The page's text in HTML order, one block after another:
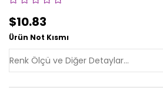
$10.83
Ürün Not Kısmı